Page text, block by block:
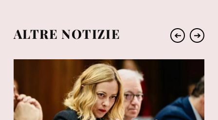
ALTRE NOTIZIE ➔ ➔